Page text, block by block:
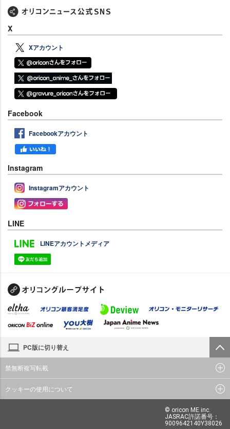
X
Xアカウント
Facebook
Facebookアカウント
Instagram
Instagramアカウント
LINE
LINEアカウントメディア
PC版に切り替え
禁無断複写転載
クッキーの使用について
© oricon ME inc.
JASRAC許諾番号：
9009642140Y38026